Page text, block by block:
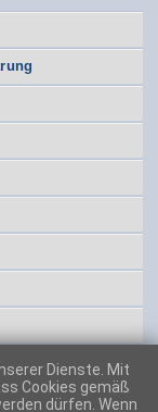
Dienste. Mit
Cookies gemäß
dürfen. Wenn